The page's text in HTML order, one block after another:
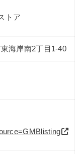
トア
海岸南2丁目1-40